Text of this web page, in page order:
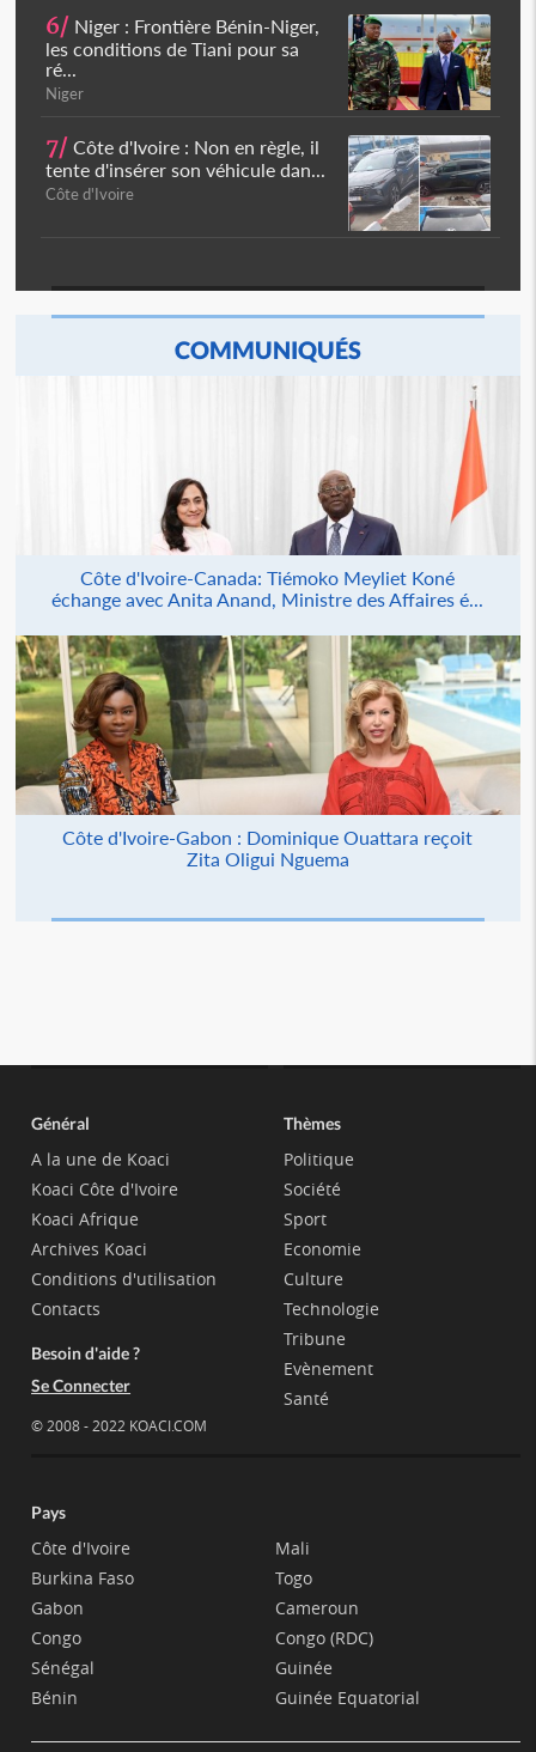
6/ Niger : Frontière Bénin-Niger,
les conditions de Tiani pour sa
ré...
Niger
7/ Côte d'Ivoire : Non en règle, il
tente d'insérer son véhicule dan...
Côte d'Ivoire
COMMUNIQUÉS
Côte d'Ivoire-Canada: Tiémoko Meyliet Koné
échange avec Anita Anand, Ministre des Affaires é...
Côte d'Ivoire-Gabon : Dominique Ouattara reçoit
Zita Oligui Nguema
Général
A la une de Koaci
Koaci Côte d'Ivoire
Koaci Afrique
Archives Koaci
Conditions d'utilisation
Contacts
Besoin d'aide ?
Se Connecter
© 2008 - 2022 KOACI.COM
Thèmes
Politique
Société
Sport
Economie
Culture
Technologie
Tribune
Evènement
Santé
Pays
Côte d'Ivoire
Burkina Faso
Gabon
Congo
Sénégal
Bénin
Mali
Togo
Cameroun
Congo (RDC)
Guinée
Guinée Equatorial